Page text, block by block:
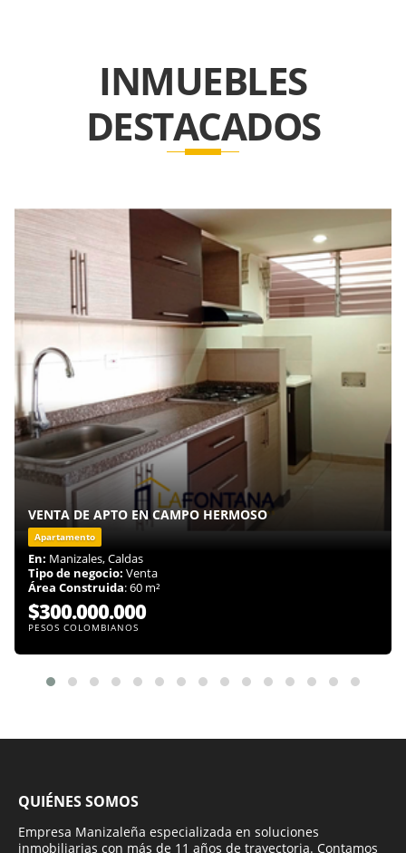
INMUEBLES
DESTACADOS
VENTA DE APTO EN CAMPO HERMOSO
Apartamento
En: Manizales, Caldas
Tipo de negocio: Venta
Área Construida: 60 m²
$300.000.000
PESOS COLOMBIANOS
QUIÉNES SOMOS
Empresa Manizaleña especializada en soluciones
inmobiliarias con más de 11 años de trayectoria. Contamos